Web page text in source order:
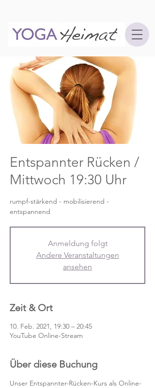
Entspannter Rücken /
Mittwoch 19:30 Uhr
rumpf-stärkend - mobilisierend -
entspannend
Anmeldung folgt
Andere Veranstaltungen
ansehen
Zeit & Ort
10. Feb. 2021, 19:30 – 20:45
YouTube Online-Stream
Über diese Buchung
Unser Entspannter-Rücken-Kurs als Online-